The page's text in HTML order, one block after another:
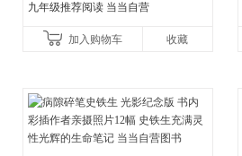
九年级推荐阅读 当当自营
加入购物车 收藏